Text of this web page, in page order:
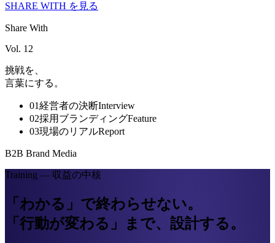
SHARE WITH を見る
Share With
Vol. 12
挑戦を、
言葉にする。
01経営者の決断Interview
02採用ブランディングFeature
03現場のリアルReport
B2B Brand Media
Training — 収益の中核
「わかる」で終わらせない。
「行動が変わる」まで、設計する。